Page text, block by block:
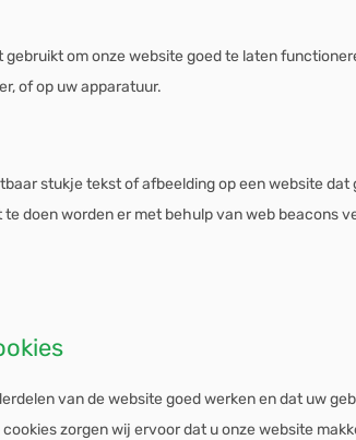
om onze website goed te laten
of op uw apparatuur.
stukje tekst of afbeelding op een website
doen worden er met behulp van web beacons
van de website goed werken en dat uw
zorgen wij ervoor dat u onze website